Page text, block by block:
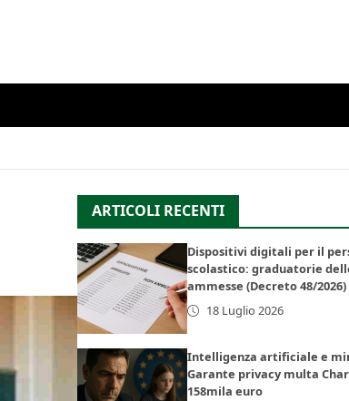
ARTICOLI RECENTI
Dispositivi digitali per il
scolastico: graduatorie
ammesse (Decreto 48/2026)
18 Luglio 2026
Intelligenza artificiale e
Garante privacy multa
158mila euro